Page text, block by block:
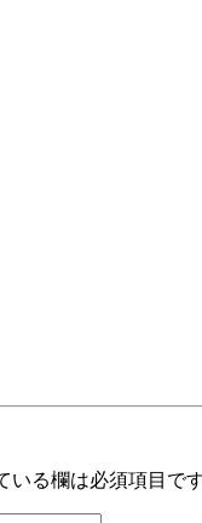
いる欄は必須項目で